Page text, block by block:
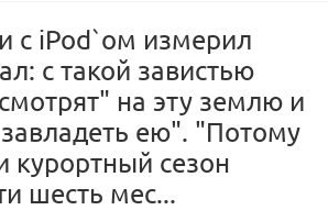
с iPod`ом измерил
с такой завистью
на эту землю и
ею". "Потому
курортный сезон
шесть мес...